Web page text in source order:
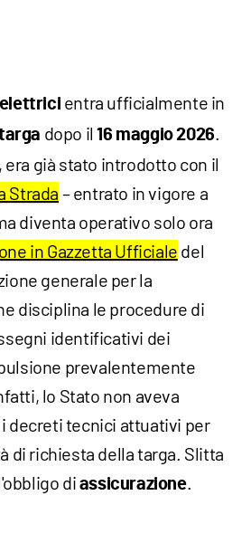
entra ufficialmente in
dopo il16 maggio 2026.
era già stato introdotto con il
Strada – entrato in vigore a
diventa operativo solo ora
in Gazzetta Ufficiale del
generale per la
disciplina le procedure di
identificativi dei
prevalentemente
lo Stato non aveva
decreti tecnici attuativi per
di richiesta della targa. Slitta
di assicurazione.